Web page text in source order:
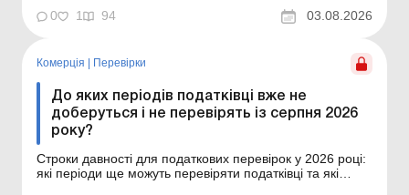
0 1 94 03.08.2026
Комерція | Перевірки
До яких періодів податківці вже не
доберуться і не перевірять із серпня 2026
року?
Строки давності для податкових перевірок у 2026 році:
які періоди ще можуть перевіряти податківці та які